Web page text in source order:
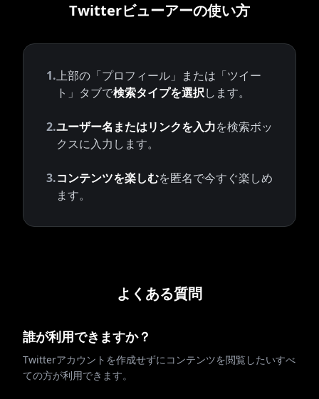
Twitterビューアーの使い方
1.上部の「プロフィール」または「ツイー
ト」タブで検索タイプを選択します。
2.ユーザー名またはリンクを入力を検索ボッ
クスに入力します。
3.コンテンツを楽しむを匿名で今すぐ楽しめ
ます。
よくある質問
誰が利用できますか？
Twitterアカウントを作成せずにコンテンツを閲覧したいすべ
ての方が利用できます。